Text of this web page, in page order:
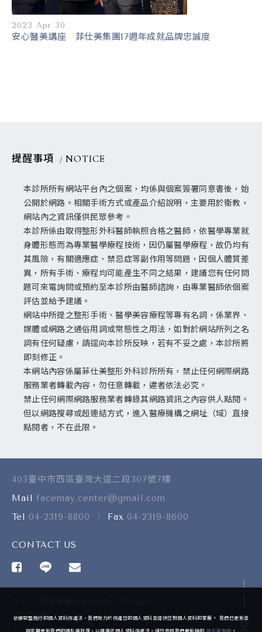
2023 Apr 30
安心醫美講座 菲仕美集團17週年成就品牌忠誠度
提醒事項 NOTICE
本診所所有網站平台內之個案，均係與個案簽署同意書後，始
公開於網路。相關手術方式或產品介紹說明，主要用於衛教，
網站內之資訊僅供民眾參考。
本診所係由取得整形外科醫師執照合格之醫師，依醫學專業就
身體形態而為專業醫學療程技術，因仍屬醫學療程，故仍均有
其風險，有關適應症、禁忌症等副作用等問題，因個人體質差
異，所有手術、療程均可能產生不同之結果，建議您有任何問
題可來電詢問或預約至本診所由醫師諮詢，由專業醫師依個案
評估並給予建議。
網站中所提之整形手術、醫學美容療程等專有名詞，係業界、
媒體或網路之通俗用詞或常態性之用法，如對於網站所列之名
詞有任何疑慮，請逕向本診所反映，若有不妥之處，本診所將
即刻修正。
本網站內容係屬菲仕美整形外科診所所有，禁止任何網際網路
服務業者轉載內容，勿任意轉載，違者依法必究。
禁止任何網際網路服務業者轉錄其網路資訊之內容供人點閱。
但以網路搜尋或超連結方式，進入醫療機構之網址（域）直接
點閱者，不在此限。
403臺中市西區臺灣大道二段307號7樓
Mail facemay.center@gmail.com
Tel 04-2319-8800 Fax 04-2319-8600
CONTACT US
Design -iBest TOP
依據歐盟施行的個人資料保護法，我們致力於保護您的個人資料並提供您對個人資料的掌握。 我們已更新並